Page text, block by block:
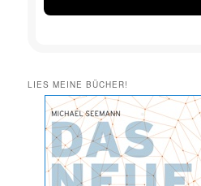
LIES MEINE BÜCHER!